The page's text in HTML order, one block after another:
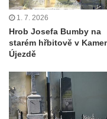
Kříž naproti domu
Šluknova
Kříž u polní cesty
Školní kříž u polní
Rychnově u
Boží muka Anděl
1. 7. 2026
Hrob Josefa Bumby na
starém hřbitově v
Újezdě